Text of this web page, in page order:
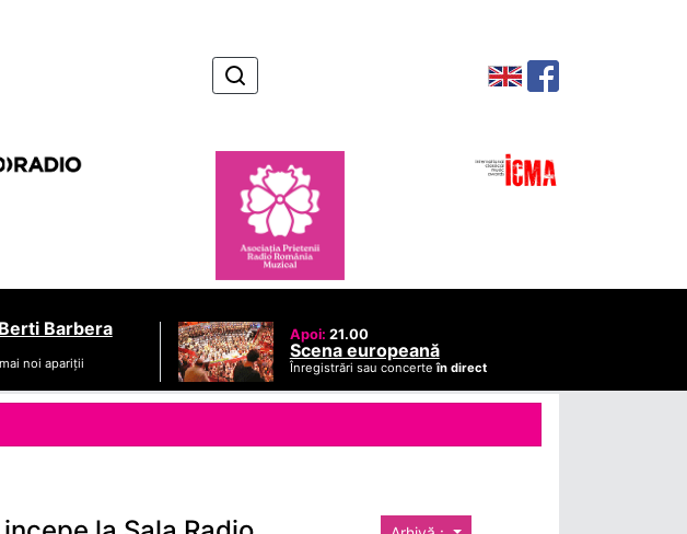
Barbera
noi apariții
Apoi: 21.00
Scena europeană
Înregistrări sau concerteîn direct